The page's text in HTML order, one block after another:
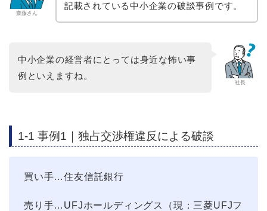
齋藤さん
記載されている中小企業の破談事例です。
社長
中小企業の経営者にとっては身近な怖い事
例といえますね。
1-1 事例1｜独占交渉権違反による破談
買い手…住友信託銀行
売り手…UFJホールディングス（現：三菱UFJフ